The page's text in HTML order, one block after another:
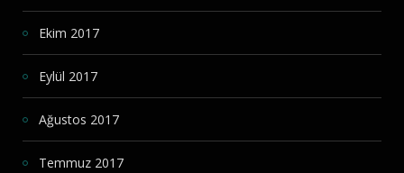
Ekim 2017
Eylül 2017
Ağustos 2017
Temmuz 2017